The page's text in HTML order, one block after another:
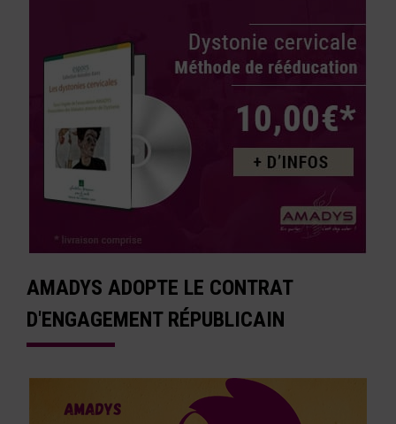
AMADYS ADOPTE LE CONTRAT
D'ENGAGEMENT RÉPUBLICAIN